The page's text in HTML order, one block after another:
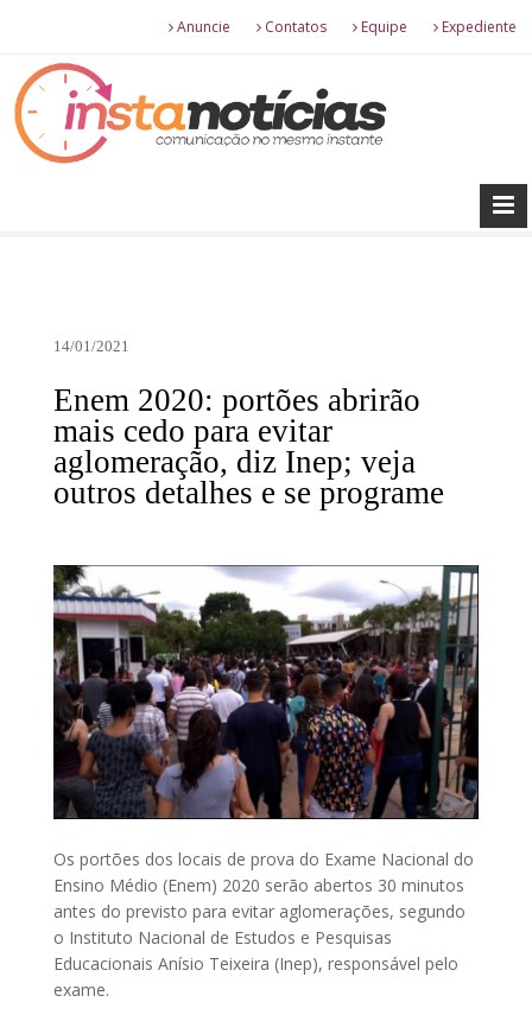
Anuncie Contatos Equipe Expediente
14/01/2021
Enem 2020: portões abrirão
mais cedo para evitar
aglomeração, diz Inep; veja
outros detalhes e se programe
Os portões dos locais de prova do Exame Nacional do
Ensino Médio (Enem) 2020 serão abertos 30 minutos
antes do previsto para evitar aglomerações, segundo
o Instituto Nacional de Estudos e Pesquisas
Educacionais Anísio Teixeira (Inep), responsável pelo
exame.